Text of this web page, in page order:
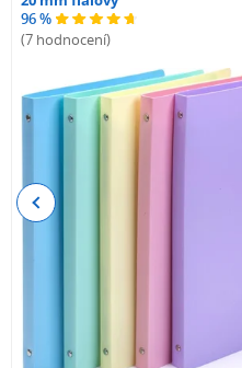
96 %
(7 hodnocení)
Previous